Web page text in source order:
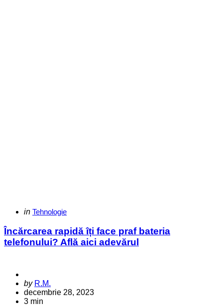
Categories
Posted
in Tehnologie
Încărcarea rapidă îți face praf bateria
telefonului? Află aici adevărul
Posted
by
by R.M.
decembrie 28, 2023
3 min